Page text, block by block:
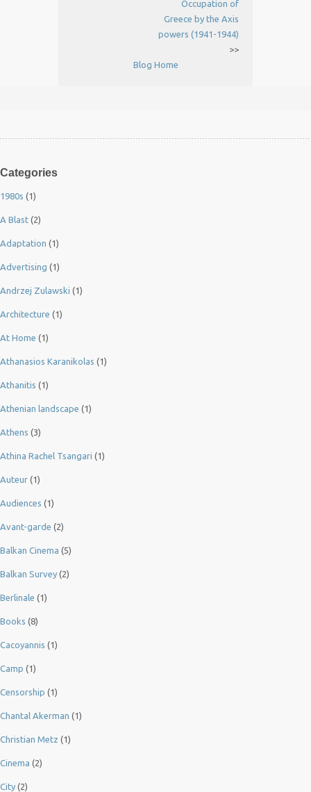
Occupation of
Greece by the Axis
powers (1941-1944)
>>
Blog Home
Categories
1980s (1)
A Blast (2)
Adaptation (1)
Advertising (1)
Andrzej Zulawski (1)
Architecture (1)
At Home (1)
Athanasios Karanikolas (1)
Athanitis (1)
Athenian landscape (1)
Athens (3)
Athina Rachel Tsangari (1)
Auteur (1)
Audiences (1)
Avant-garde (2)
Balkan Cinema (5)
Balkan Survey (2)
Berlinale (1)
Books (8)
Cacoyannis (1)
Camp (1)
Censorship (1)
Chantal Akerman (1)
Christian Metz (1)
Cinema (2)
City (2)